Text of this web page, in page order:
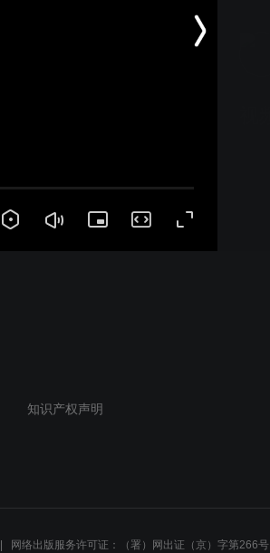
知识产权声明
网络出版服务许可证：（署）网出证（京）字第266号